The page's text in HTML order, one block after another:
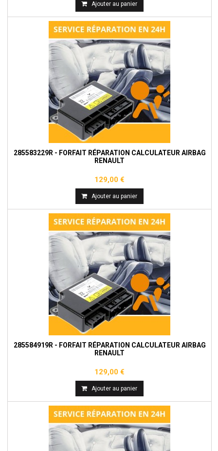
Ajouter au panier
285583229R - FORFAIT RÉPARATION CALCULATEUR AIRBAG
RENAULT
129,00 €
Ajouter au panier
285584919R - FORFAIT RÉPARATION CALCULATEUR AIRBAG
RENAULT
129,00 €
Ajouter au panier